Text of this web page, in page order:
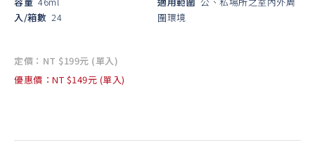
入/箱數 24
圍環境
定價：NT $199元 (單入)
優惠價：NT $149元 (單入)